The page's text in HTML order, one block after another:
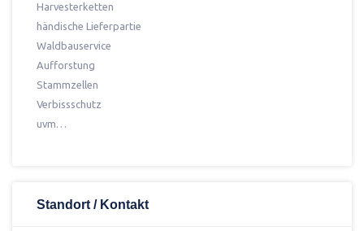
Harvesterketten
händische Lieferpartie
Waldbauservice
Aufforstung
Stammzellen
Verbissschutz
uvm…
Standort / Kontakt